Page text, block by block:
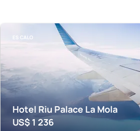
ES CALO
Hotel Riu Palace La Mola
US$ 1 236